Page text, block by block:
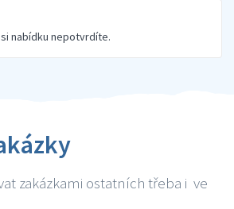
nabídku nepotvrdíte.
zakázkami ostatních třeba i ve